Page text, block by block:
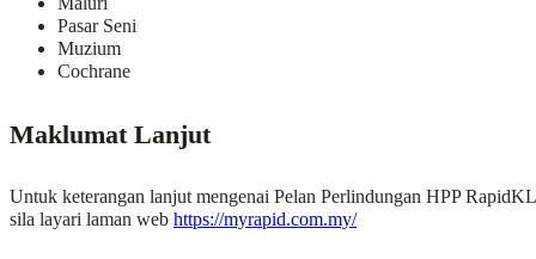
Pasar Seni
Muzium
Cochrane
Maklumat Lanjut
Untuk keterangan lanjut mengenai Pelan Perlindungan HPP
sila layari laman web https://myrapid.com.my/